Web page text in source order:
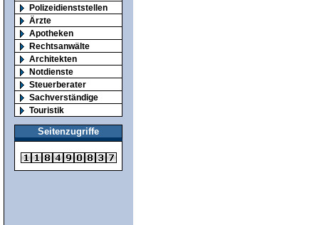
Polizeidienststellen
Ärzte
Apotheken
Rechtsanwälte
Architekten
Notdienste
Steuerberater
Sachverständige
Touristik
Seitenzugriffe